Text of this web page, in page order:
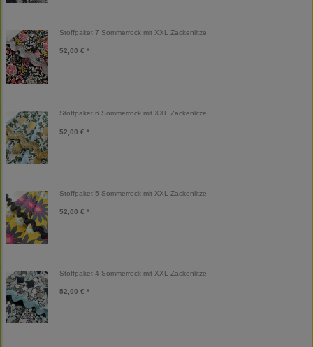
Stoffpaket 7 Sommerrock mit XXL Zackenlitze
52,00 € *
Stoffpaket 6 Sommerrock mit XXL Zackenlitze
52,00 € *
Stoffpaket 5 Sommerrock mit XXL Zackenlitze
52,00 € *
Stoffpaket 4 Sommerrock mit XXL Zackenlitze
52,00 € *